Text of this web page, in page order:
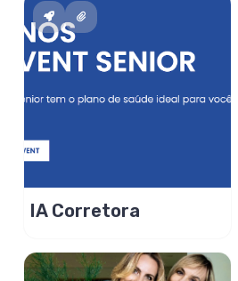
IA Corretora